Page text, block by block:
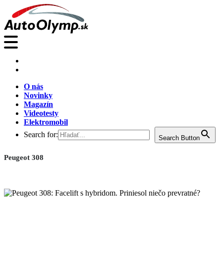
O nás
Novinky
Magazín
Videotesty
Elektromobil
Search for:
Search Button
Peugeot 308